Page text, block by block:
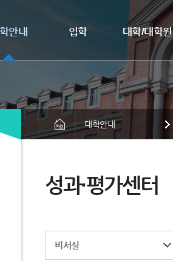
안내 입학 대학/대학원
대학안내
성과·평가센터
비서실